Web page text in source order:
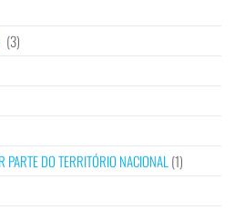
(3)
DO TERRITÓRIO NACIONAL (1)